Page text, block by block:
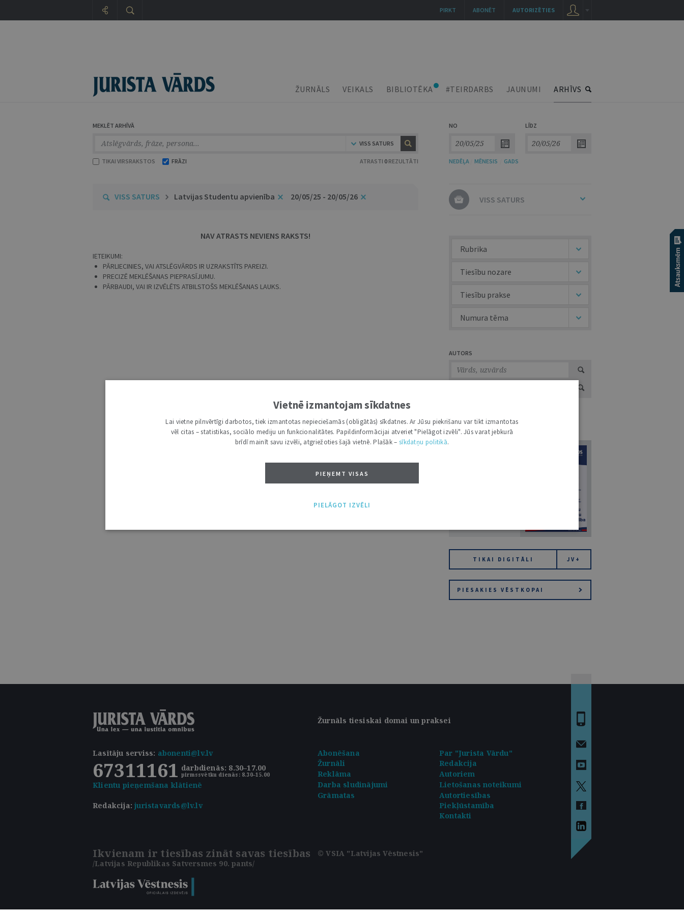
ŽURNĀLS VEIKALS BIBLIOTĒKA #TEIRDARBS JAUNUMI ARHĪVS
MEKLĒT ARHĪVĀ
VISS SATURS
TIKAI VIRSRAKSTOS FRĀZI ATRASTI 0 REZULTĀTI
NO LĪDZ
NEDĒĻA MĒNESIS GADS
VISS SATURS Latvijas Studentu apvienība 20/05/25 - 20/05/26
NAV ATRASTS NEVIENS RAKSTS!
IETEIKUMI:
PĀRLIECINIES, VAI ATSLĒGVĀRDS IR UZRAKSTĪTS PAREIZI.
PRECIZĒ MEKLĒŠANAS PIEPRASĪJUMU.
PĀRBAUDI, VAI IR IZVĒLĒTS ATBILSTOŠS MEKLĒŠANAS LAUKS.
VISS SATURS
Rubrika
Tiesību nozare
Tiesību prakse
Numura tēma
AUTORS
ŽURNĀLU KATALOGS /
TIKAI DIGITĀLI JV+
PIESAKIES VĒSTKOPAI
Žurnāls tiesiskai domai un praksei
Lasītāju serviss: abonenti@lv.lv
67311161 darbdienās: 8.30–17.00
pirmssvētku dienās: 8.30–15.00
Klientu pieņemšana klātienē
Abonēšana
Par "Jurista Vārdu"
Žurnāli
Redakcija
Reklāma
Autoriem
Darba sludinājumi
Lietošanas noteikumi
Redakcija:juristavards@lv.lv
Grāmatas
Autortiesības
Piekļūstamība
Kontakti
Ikvienam ir tiesības zināt savas tiesības
/Latvijas Republikas Satversmes 90. pants/
© VSIA "Latvijas Vēstnesis"
AUTORIZĒTIES
ABONĒT
PIRKT
Vietnē izmantojam sīkdatnes
Lai vietne pilnvērtīgi darbotos, tiek izmantotas nepieciešamās (obligātās) sīkdatnes. Ar Jūsu piekrišanu var tikt izmantotas
vēl citas – statistikas, sociālo mediju un funkcionalitātes. Papildinformācijai atveriet "Pielāgot izvēli". Jūs varat jebkurā
brīdī mainīt savu izvēli, atgriežoties šajā vietnē. Plašāk – sīkdatņu politikā.
PIEŅEMT VISAS
PIELĀGOT IZVĒLI